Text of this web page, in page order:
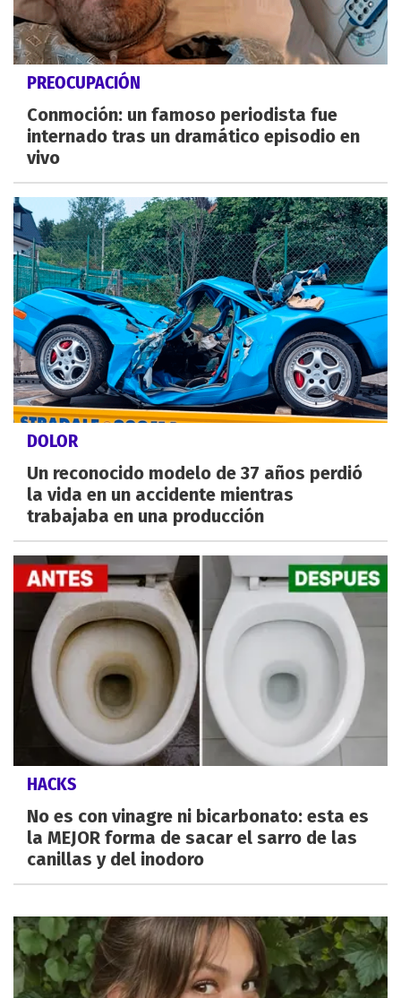
PREOCUPACIÓN
Conmoción: un famoso periodista fue
internado tras un dramático episodio en
vivo
DOLOR
Un reconocido modelo de 37 años perdió
la vida en un accidente mientras
trabajaba en una producción
HACKS
No es con vinagre ni bicarbonato: esta es
la MEJOR forma de sacar el sarro de las
canillas y del inodoro